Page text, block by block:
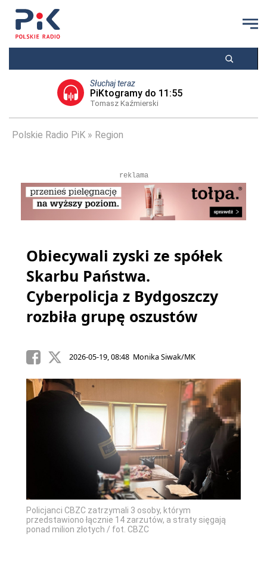
Słuchaj teraz
PiKtogramy do 11:55
Tomasz Kaźmierski
Polskie Radio PiK Region
reklama
Obiecywali zyski ze spółek
Skarbu Państwa.
Cyberpolicja z Bydgoszczy
rozbiła grupę oszustów
2026-05-19, 08:48 Monika Siwak/MK
Policjanci CBZC zatrzymali 3 osoby, którym
przedstawiono łącznie 14 zarzutów, a straty sięgają
ponad milion złotych / fot. CBZC